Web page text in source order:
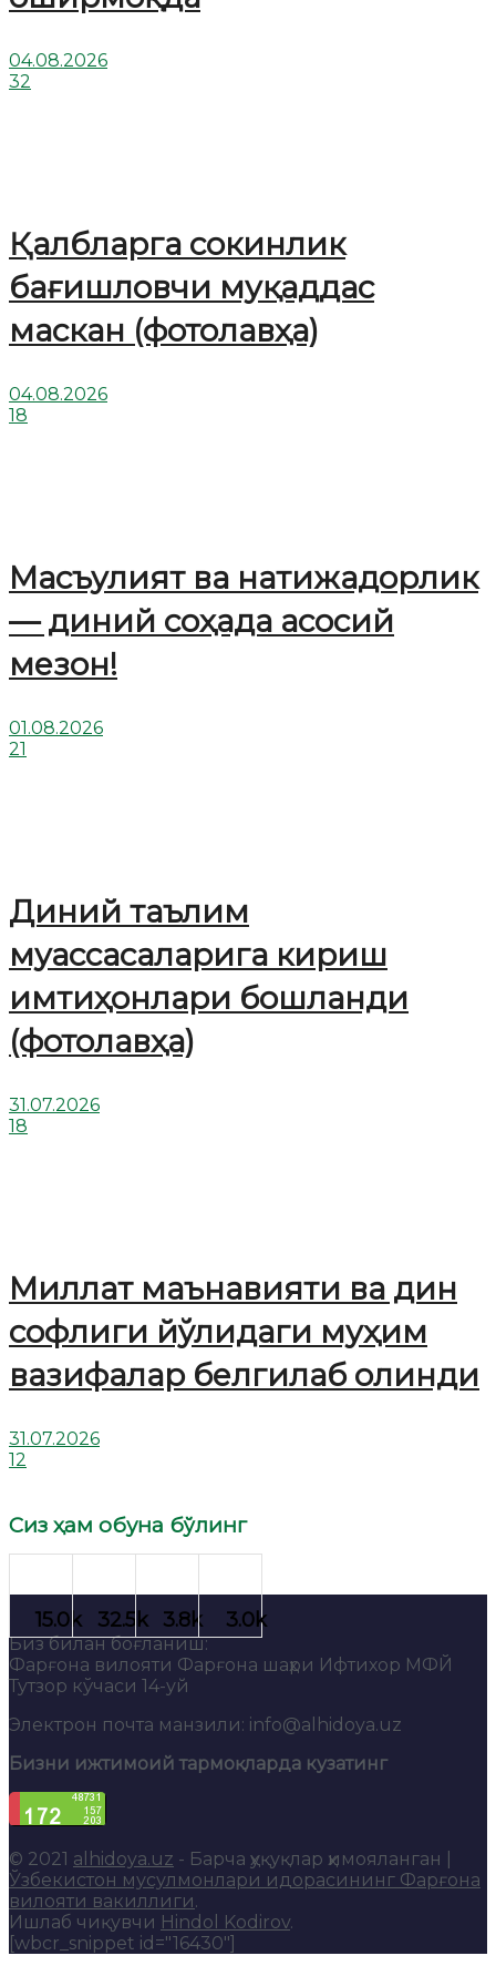
04.08.2026
32
Қалбларга сокинлик
бағишловчи муқаддас
маскан (фотолавҳа)
04.08.2026
18
Масъулият ва натижадорлик
— диний соҳада асосий
мезон!
01.08.2026
21
Диний таълим
муассасаларига кириш
имтиҳонлари бошланди
(фотолавҳа)
31.07.2026
18
Миллат маънавияти ва дин
софлиги йўлидаги муҳим
вазифалар белгилаб олинди
31.07.2026
12
Сиз ҳам обуна бўлинг
Биз билан боғланиш:
Фарғона вилояти Фарғона шаҳри Ифтихор МФЙ
Тутзор кўчаси 14-уй
Электрон почта манзили: info@alhidoya.uz
Бизни ижтимоий тармоқларда кузатинг
© 2021 alhidoya.uz - Барча ҳуқуқлар ҳимояланган |
Ўзбекистон мусулмонлари идорасининг Фарғона
вилояти вакиллиги.
Ишлаб чиқувчи Hindol Kodirov.
[wbcr_snippet id="16430"]